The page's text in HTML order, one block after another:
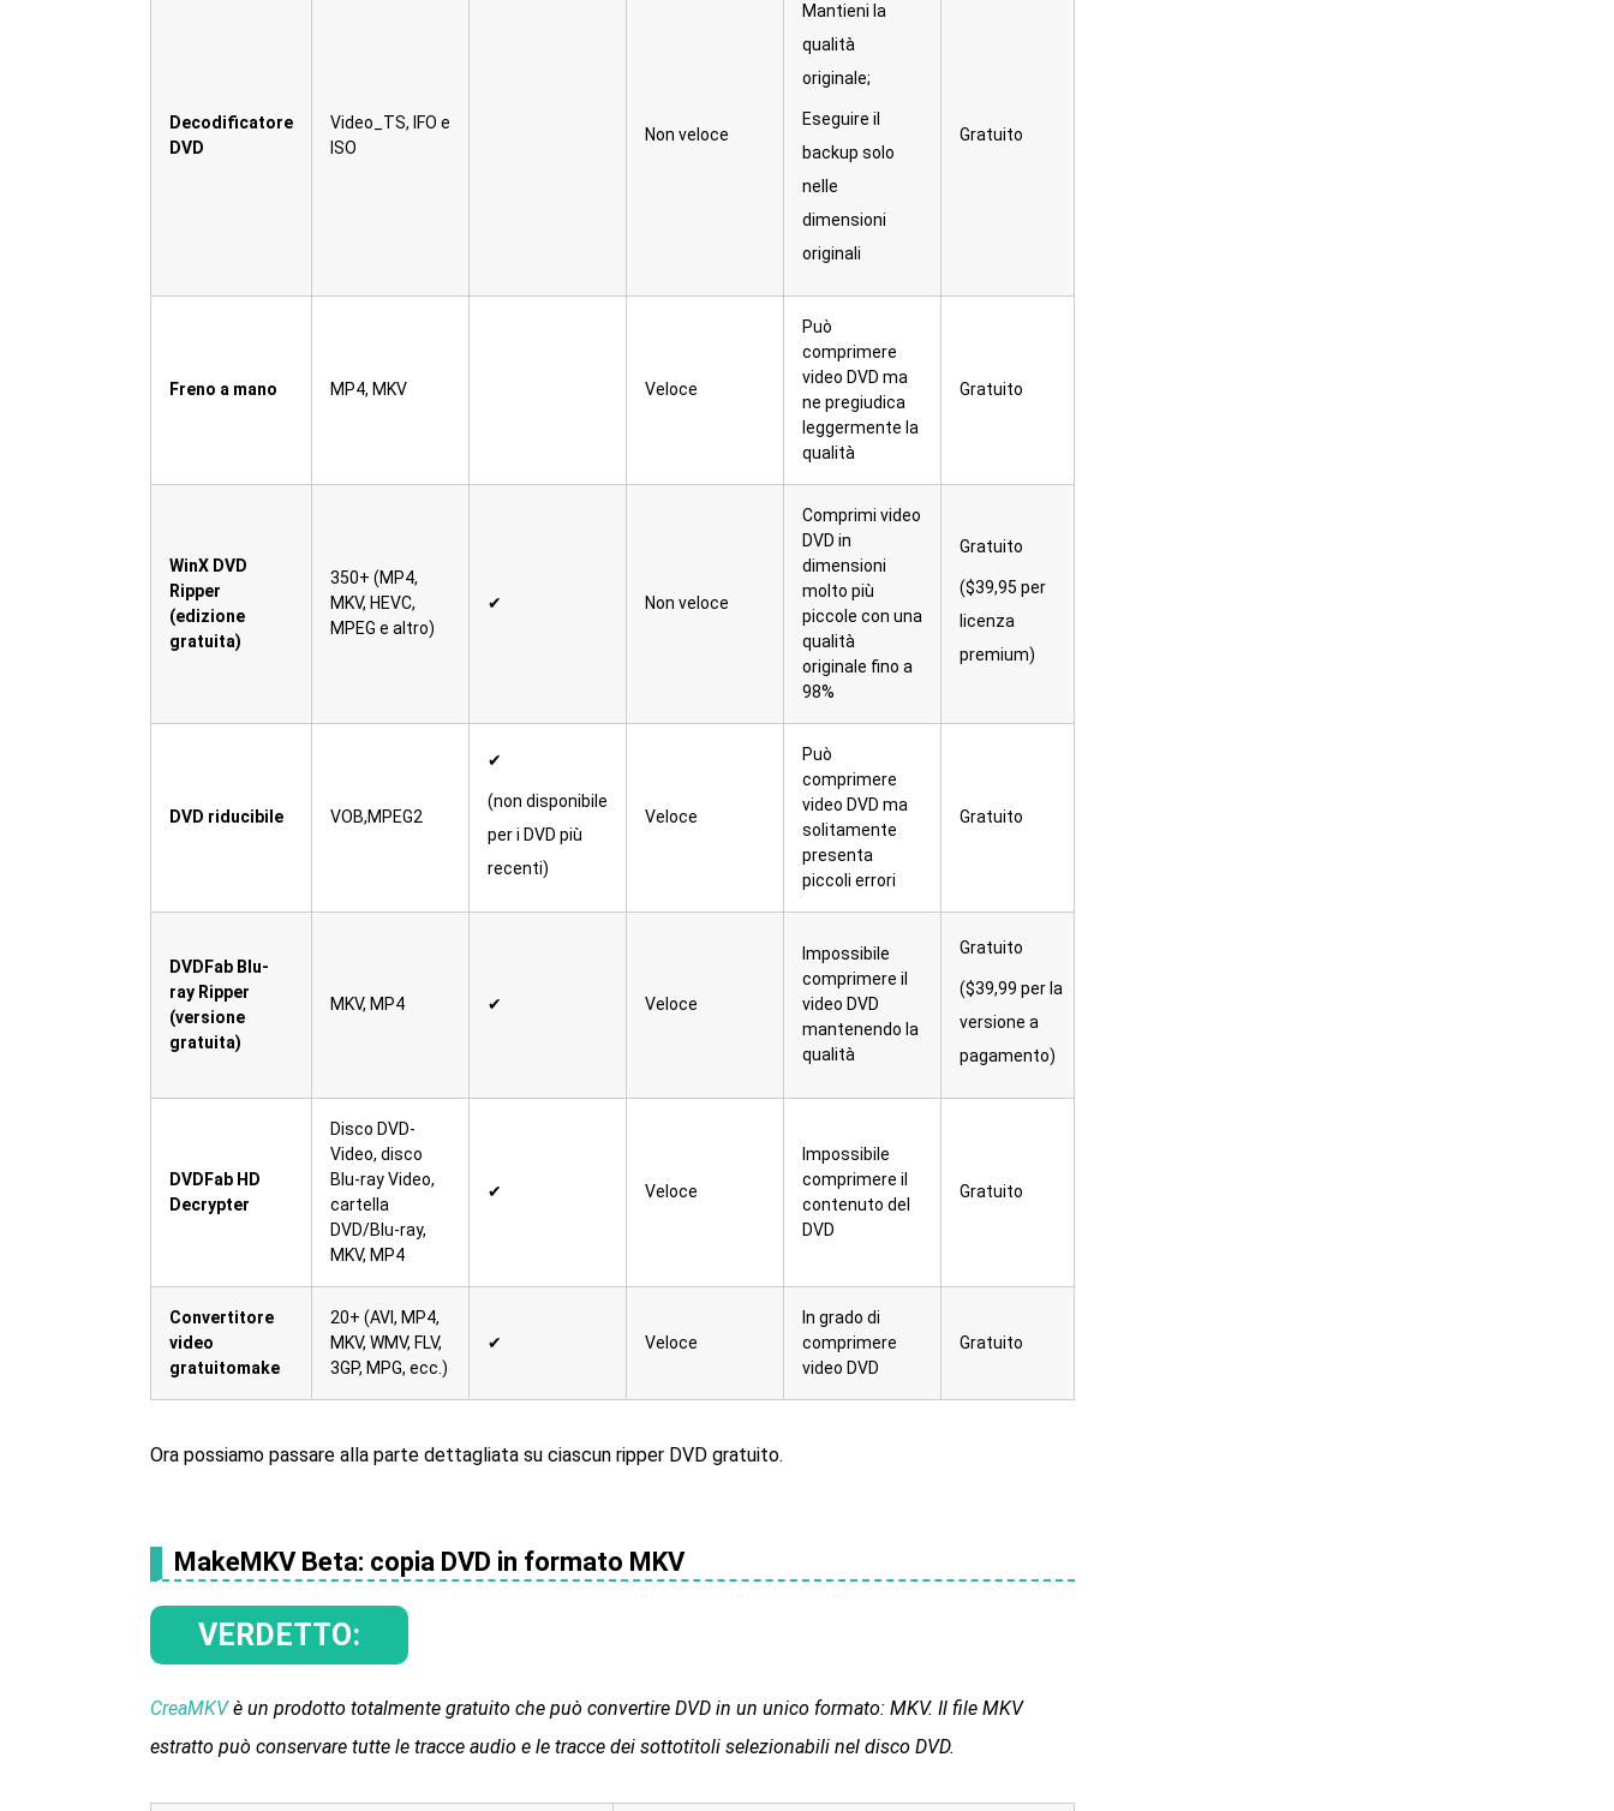
Decodificatore
DVD
Video_TS, IFO e
ISO
Non veloce
Mantieni la
qualità
originale;
Eseguire il
backup solo
nelle
dimensioni
originali
Gratuito
Freno a mano MP4, MKV Veloce
Può
comprimere
video DVD ma
ne pregiudica
leggermente la
qualità
Gratuito
WinX DVD
Ripper
(edizione
gratuita)
350+ (MP4,
MKV, HEVC,
MPEG e altro)
✔ Non veloce
Comprimi video
DVD in
dimensioni
molto più
piccole con una
qualità
originale fino a
98%
Gratuito
($39,95 per
licenza
premium)
DVD riducibile VOB,MPEG2
✔
(non disponibile
per i DVD più
recenti)
Veloce
Può
comprimere
video DVD ma
solitamente
presenta
piccoli errori
Gratuito
DVDFab Blu-
ray Ripper
(versione
gratuita)
MKV, MP4 ✔ Veloce
Impossibile
comprimere il
video DVD
mantenendo la
qualità
Gratuito
($39,99 per la
versione a
pagamento)
DVDFab HD
Decrypter
Disco DVD-
Video, disco
Blu-ray Video,
cartella
DVD/Blu-ray,
MKV, MP4
✔ Veloce
Impossibile
comprimere il
contenuto del
DVD
Gratuito
Convertitore
video
gratuitomake
20+ (AVI, MP4,
MKV, WMV, FLV,
3GP, MPG, ecc.)
✔ Veloce
In grado di
comprimere
video DVD
Gratuito
Ora possiamo passare alla parte dettagliata su ciascun ripper DVD gratuito.
MakeMKV Beta: copia DVD in formato MKV
VERDETTO:
CreaMKVè un prodotto totalmente gratuito che può convertire DVD in un unico formato: MKV. Il file MKV
estratto può conservare tutte le tracce audio e le tracce dei sottotitoli selezionabili nel disco DVD.